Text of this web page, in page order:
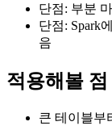
단점: 부분
단점: Spark
음
적용해볼 점
큰 테이블부